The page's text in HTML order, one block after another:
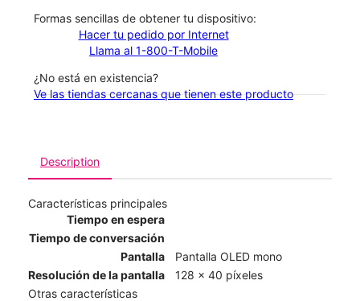
​​​​​​​Formas sencillas de obtener tu dispositivo:
Hacer tu pedido por Internet
Llama al 1-800-T-Mobile
¿No está en existencia?
Ve las tiendas cercanas que tienen este producto
Description
Características principales
Tiempo en espera
Tiempo de conversación
Pantalla
Pantalla OLED mono
Resolución de la pantalla
128 x 40 píxeles
Otras características